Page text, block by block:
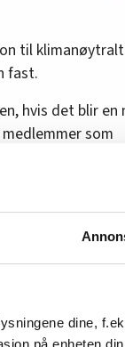
dine,
på enheten
til klimanøytralt
fast.
hvis det blir en
som
som kan få
at vi får til et
til et slikt grønt